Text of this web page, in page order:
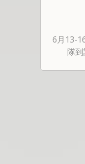
6月13-
隊